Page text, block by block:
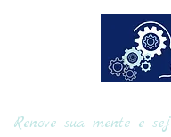
Renove sua mente e